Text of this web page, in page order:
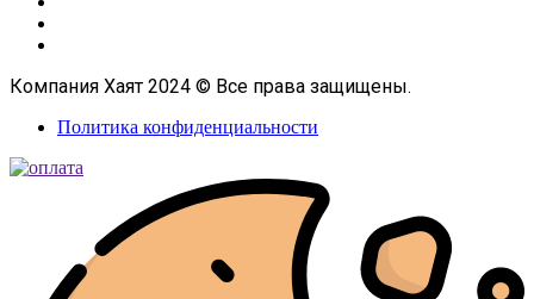
Компания Хаят 2024 © Все права защищены.
Политика конфиденциальности